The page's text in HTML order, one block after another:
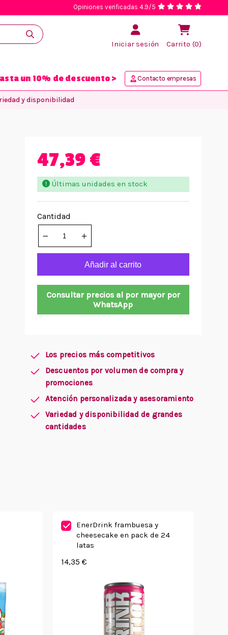
Opiniones verificadas 4.9/5
Iniciar sesión Carrito (0)
un 10% de descuento > Contacto empresas
y disponibilidad
47,39 €
Últimas unidades en stock
Cantidad
Añadir al carrito
Consultar precios al por mayor por
WhatsApp
Los precios más competitivos
Descuentos por volumen de compra y
promociones
Atención personalizada y asesoramiento
Variedad y disponibilidad de grandes
cantidades
EnerDrink frambuesa y
cheesecake en pack de 24
latas
14,35 €